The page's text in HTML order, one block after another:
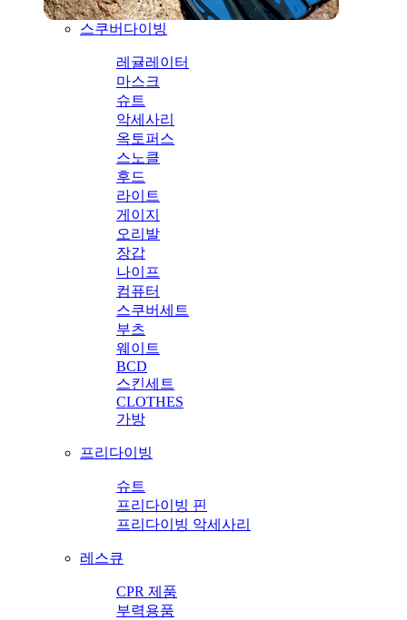
스쿠버다이빙
레귤레이터
마스크
슈트
악세사리
옥토퍼스
스노클
후드
라이트
게이지
오리발
장갑
나이프
컴퓨터
스쿠버세트
부츠
웨이트
BCD
스킨세트
CLOTHES
가방
프리다이빙
슈트
프리다이빙 핀
프리다이빙 악세사리
레스큐
CPR 제품
부력용품